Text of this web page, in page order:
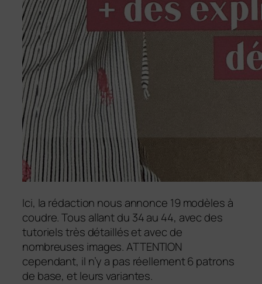
Ici, la rédaction nous annonce 19 modèles à
coudre. Tous allant du 34 au 44, avec des
tutoriels très détaillés et avec de
nombreuses images. ATTENTION
cependant, il n’y a pas réellement 6 patrons
de base, et leurs variantes.